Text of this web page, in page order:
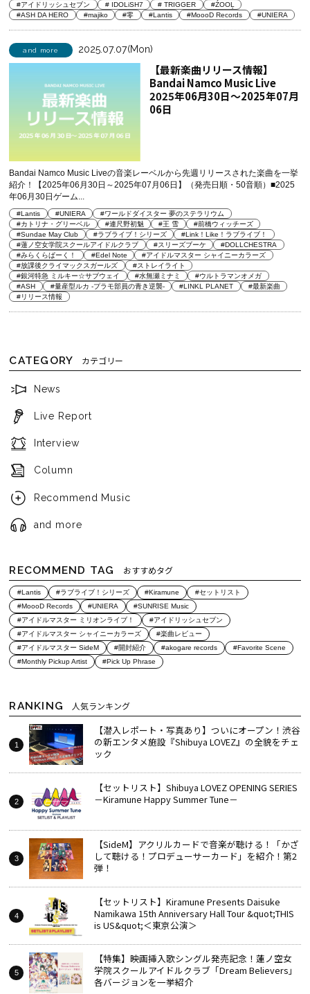
#アイドリッシュセブン
# IDOLiSH7 # TRIGGER
#ŹOOĻ
#ASH DA HERO
#majiko #零 #Lantis #MoooD Records #UNIERA
and more 2025.07.07(Mon)
【最新楽曲リリース情報】
Bandai Namco Music Live
2025年06月30日～2025年07月
06日
Bandai Namco Music Liveの音楽レーベルから先週リリースされた楽曲を一挙
紹介！【2025年06月30日～2025年07月06日】（発売日順・50音順）■2025
年06月30日ゲーム...
#Lantis #UNIERA
#ワールドダイスター 夢のステラリウム
#カトリナ・グリーベル
#連尺野初魅 #王 雪
#前橋ウィッチーズ
#Sundae May Club
#ラブライブ！シリーズ
#Link！Like！ラブライブ！
#蓮ノ空女学院スクールアイドルクラブ
#スリーズブーケ
#DOLLCHESTRA
#みらくらぱーく！
#Edel Note
#アイドルマスター シャイニーカラーズ
#放課後クライマックスガールズ
#ストレイライト
#銀河特急 ミルキー☆サブウェイ
#水無瀬ミナミ
#ウルトラマンオメガ
#ASH
#量産型ルカ -プラモ部員の青き逆襲- #LINKL PLANET
#最新楽曲
#リリース情報
CATEGORY カテゴリー
News
Live Report
Interview
Column
Recommend Music
and more
RECOMMEND TAG おすすめタグ
#Lantis #ラブライブ！シリーズ #Kiramune
#セットリスト
#MoooD Records
#UNIERA
#SUNRISE Music
#アイドルマスター ミリオンライブ！
#アイドリッシュセブン
#アイドルマスター シャイニーカラーズ
#楽曲レビュー
#アイドルマスター SideM
#開封紹介 #akogare records
#Favorite Scene
#Monthly Pickup Artist
#Pick Up Phrase
RANKING 人気ランキング
【潜入レポート・写真あり】ついにオープン！渋谷
の新エンタメ施設『Shibuya LOVEZ』の全貌をチェ
ック
【セットリスト】Shibuya LOVEZ OPENING SERIES
－Kiramune Happy Summer Tune－
【SideM】アクリルカードで音楽が聴ける！「かざ
して聴ける！プロデューサーカード」を紹介！第2
弾！
【セットリスト】Kiramune Presents Daisuke
Namikawa 15th Anniversary Hall Tour &quot;THIS
is US&quot;＜東京公演＞
【特集】映画挿入歌シングル発売記念！蓮ノ空女
学院スクールアイドルクラブ「Dream Believers」
各バージョンを一挙紹介